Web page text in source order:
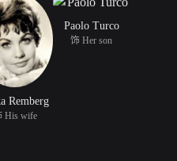
Remberg
His wife
Paolo Turco
饰 Her son